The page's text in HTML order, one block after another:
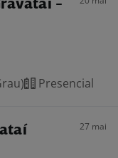
-
Presencial
27 mai